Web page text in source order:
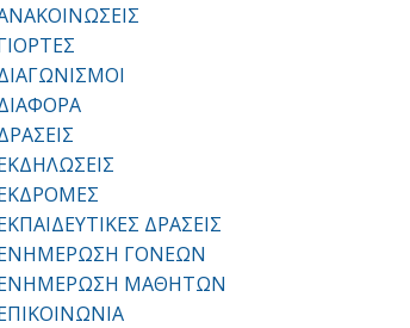
ΔΡΑΣΕΙΣ
ΓΟΝΕΩΝ
ΜΑΘΗΤΩΝ